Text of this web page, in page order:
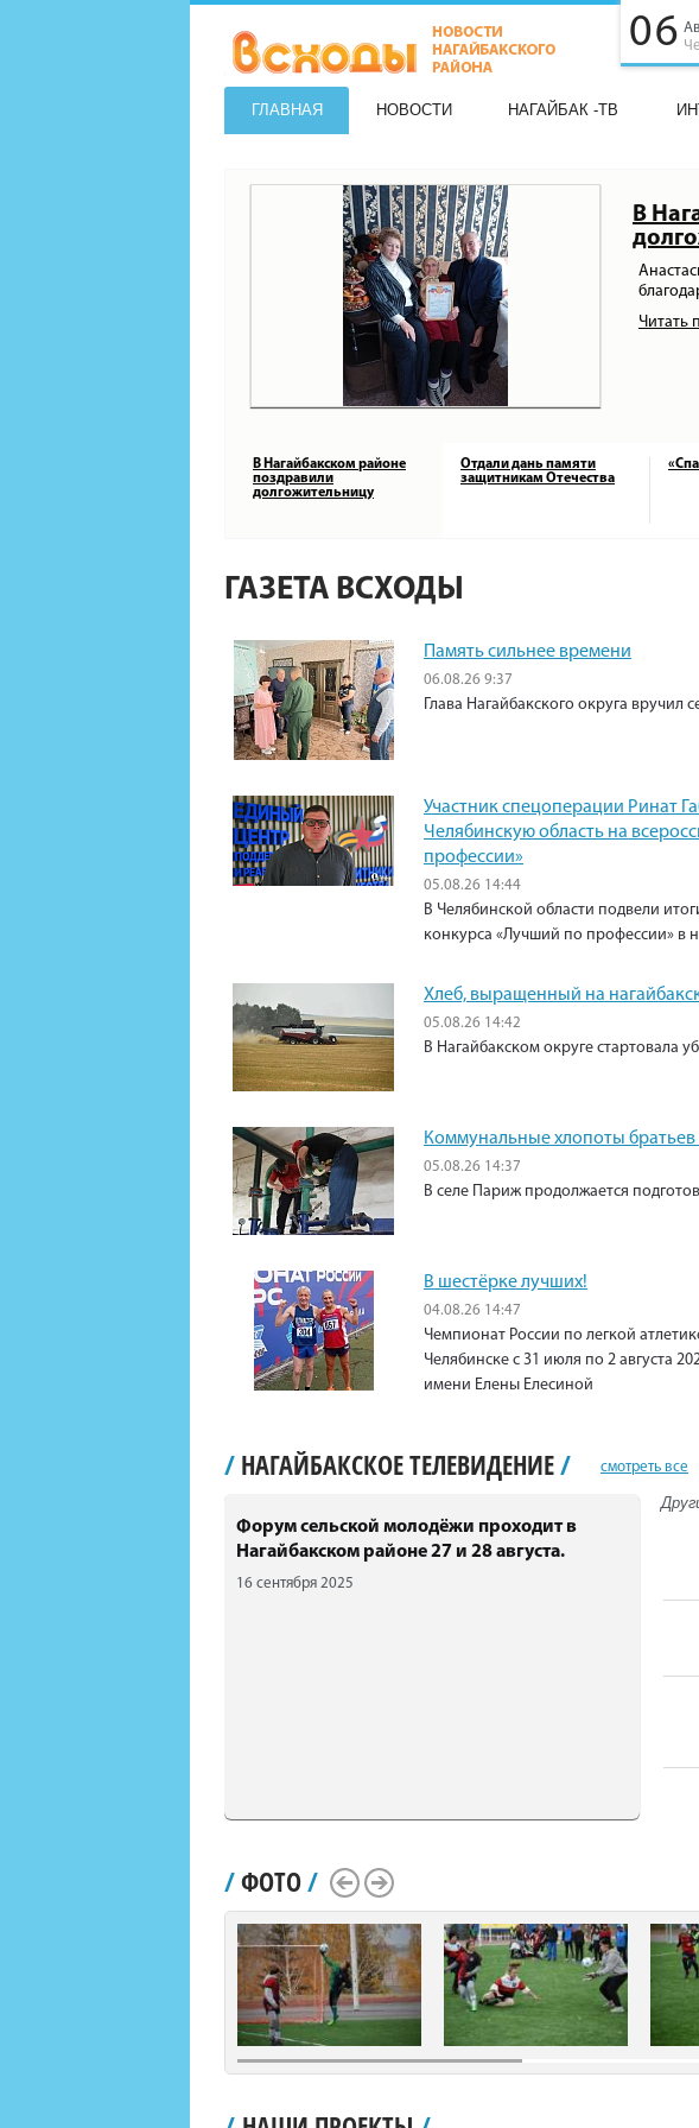
06
ГЛАВНАЯ НОВОСТИ НАГАЙБАК -ТВ
В
Читать
В Нагайбакском районе
поздравили
долгожительницу
Отдали дань памяти
защитникам Отечества
ГАЗЕТА ВСХОДЫ
Память сильнее времени
06.08.26 9:37
Глава Нагайбакского округа
Участник спецоперации Ринат
Челябинскую область на
профессии»
05.08.26 14:44
В Челябинской области подвели
конкурса «Лучший по профессии» в
Хлеб, выращенный на
05.08.26 14:42
В Нагайбакском округе стартовала
Коммунальные хлопоты
05.08.26 14:37
В селе Париж продолжается
В шестёрке лучших!
04.08.26 14:47
Чемпионат России по легкой
Челябинске с 31 июля по 2 августа
имени Елены Елесиной
/ НАГАЙБАКСКОЕ ТЕЛЕВИДЕНИЕ/ смотреть все
Форум сельской молодёжи проходит в
Нагайбакском районе 27 и 28 августа.
16 сентября 2025
/ФОТО/
Scroll LeftScroll Right